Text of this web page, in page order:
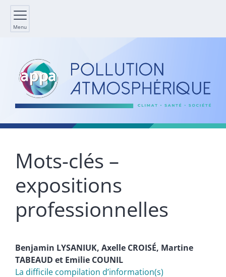
Menu
Mots-clés –
expositions
professionnelles
Benjamin LYSANIUK, Axelle CROISÉ, Martine
TABEAUD et Emilie COUNIL
La difficile compilation d’information(s)